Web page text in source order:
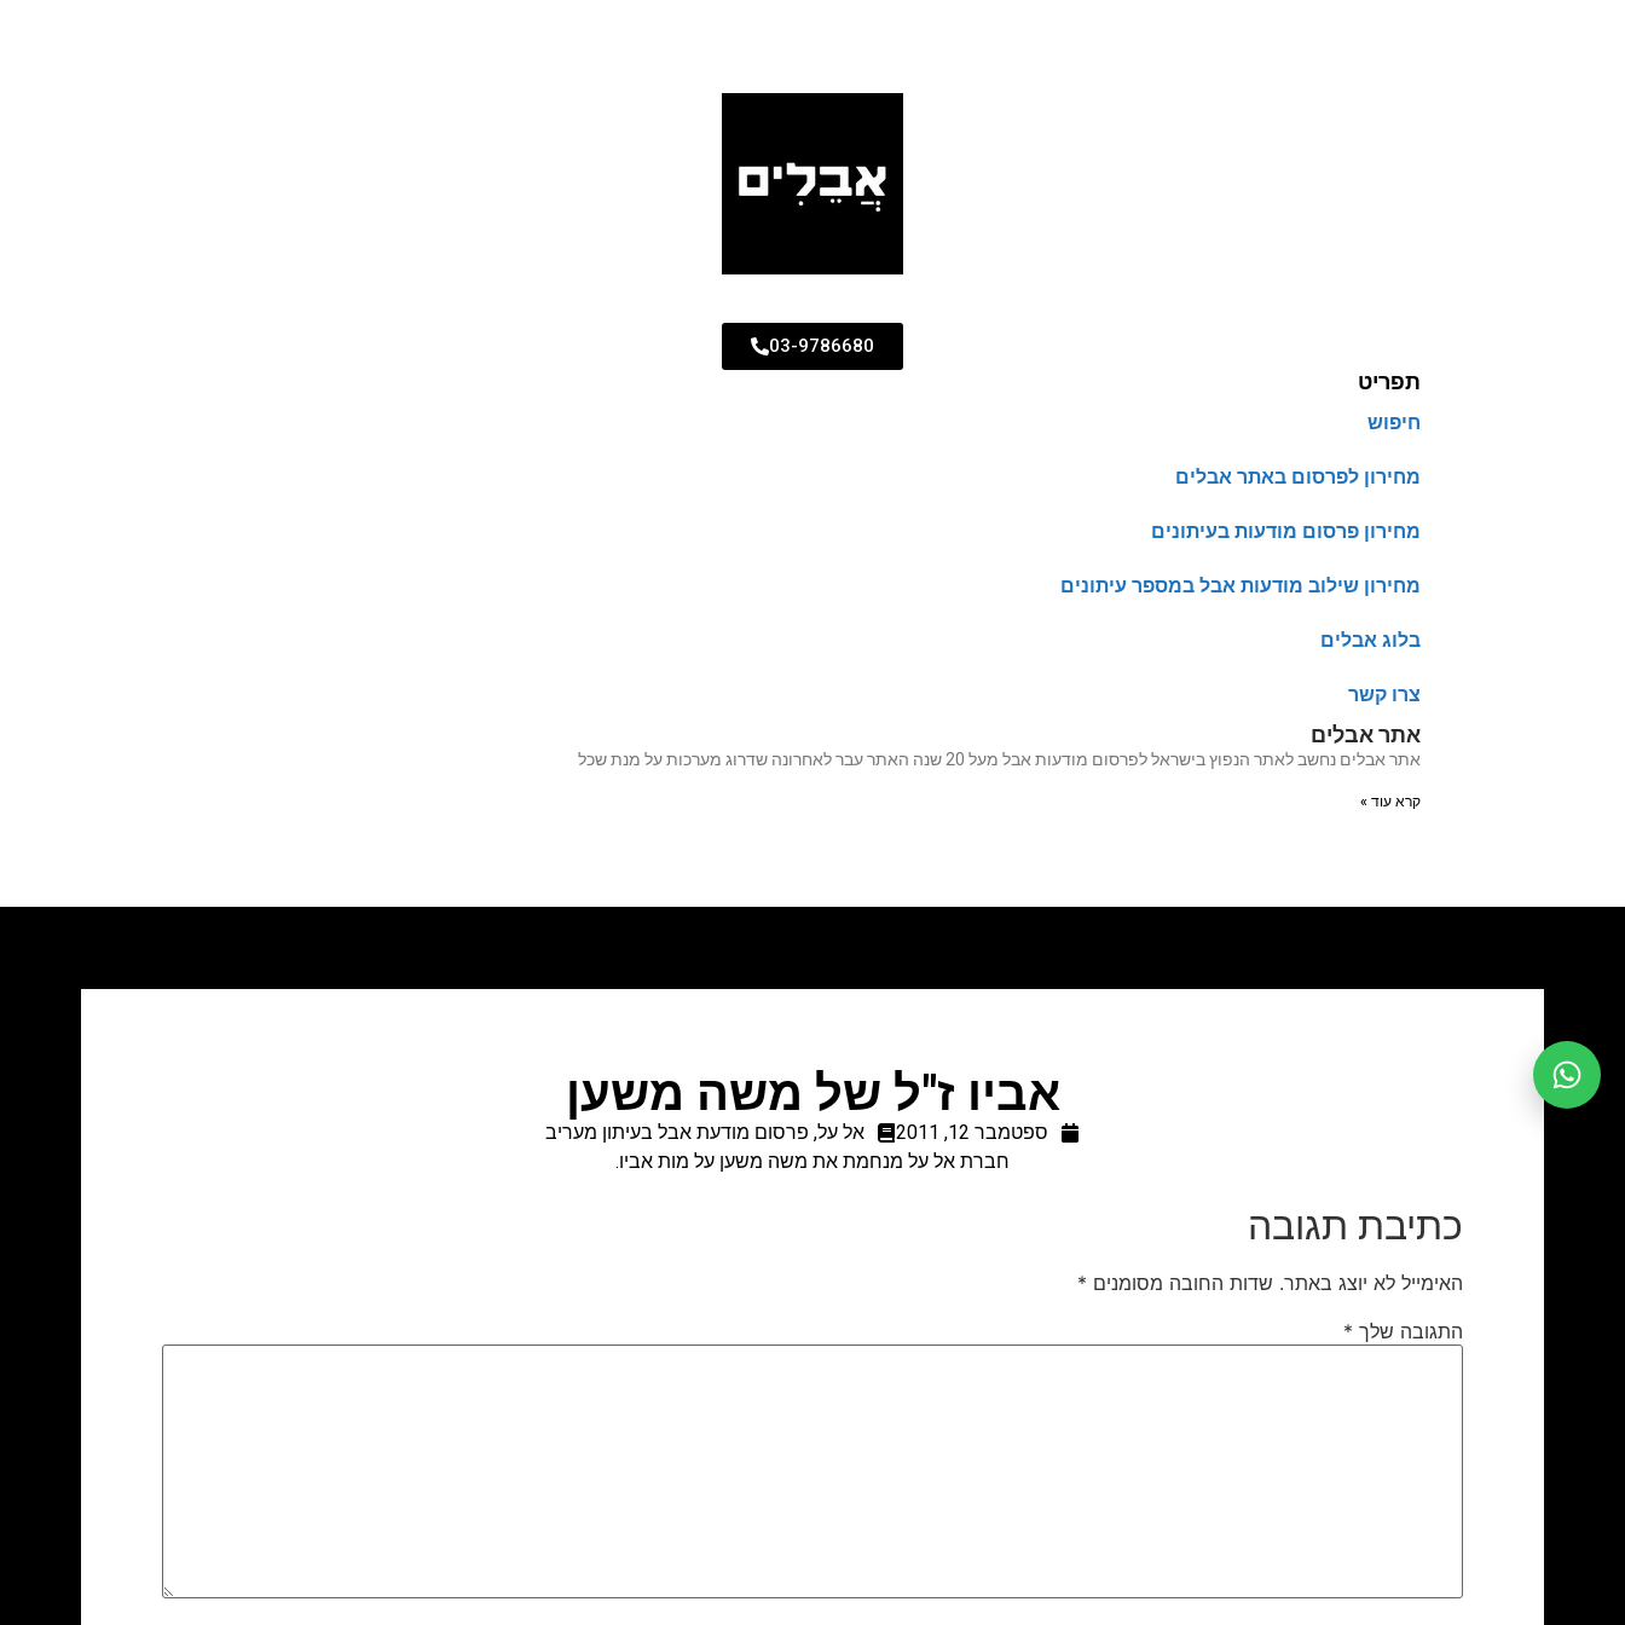
03-9786680
תפריט
חיפוש
מחירון לפרסום באתר אבלים
מחירון פרסום מודעות בעיתונים
מחירון שילוב מודעות אבל במספר עיתונים
בלוג אבלים
צרו קשר
אתר אבלים
אתר אבלים נחשב לאתר הנפוץ בישראל לפרסום מודעות אבל מעל 20 שנה האתר עבר לאחרונה שדרוג מערכות על מנת שכל
קרא עוד »
אביו ז"ל של משה משען
ספטמבר 12, 2011 אל על, פרסום מודעת אבל בעיתון מעריב
חברת אל על מנחמת את משה משען על מות אביו.
כתיבת תגובה
האימייל לא יוצג באתר. שדות החובה מסומנים *
התגובה שלך *